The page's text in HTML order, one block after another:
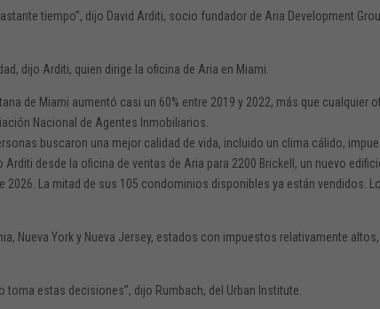
tiempo”, dijo David Arditi, socio fundador de Aria Development
dijo Arditi, quien dirige la oficina de Aria en Miami.
de Miami aumentó casi un 60% entre 2019 y 2022, más que cualquier
Nacional de Agentes Inmobiliarios.
buscaron una mejor calidad de vida, incluido un clima cálido,
desde la oficina de ventas de Aria para 2200 Brickell, un nuevo
La mitad de sus 105 condominios disponibles ya están vendidos.
Nueva York y Nueva Jersey, estados con impuestos relativamente altos,
estas decisiones”, dijo Rumbach, del Urban Institute.